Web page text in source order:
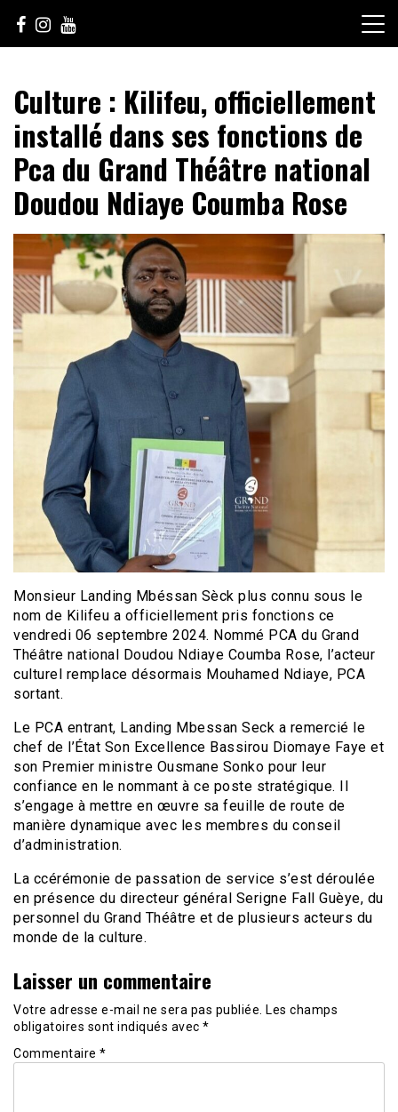
content
sunuculture
Culture : Kilifeu, officiellement
installé dans ses fonctions de
Pca du Grand Théâtre national
Doudou Ndiaye Coumba Rose
Monsieur Landing Mbéssan Sèck plus connu sous le
nom de Kilifeu a officiellement pris fonctions ce
vendredi 06 septembre 2024. Nommé PCA du Grand
Théâtre national Doudou Ndiaye Coumba Rose, l’acteur
culturel remplace désormais Mouhamed Ndiaye, PCA
sortant.
Le PCA entrant, Landing Mbessan Seck a remercié le
chef de l’État Son Excellence Bassirou Diomaye Faye et
son Premier ministre Ousmane Sonko pour leur
confiance en le nommant à ce poste stratégique. Il
s’engage à mettre en œuvre sa feuille de route de
manière dynamique avec les membres du conseil
d’administration.
La ccérémonie de passation de service s’est déroulée
en présence du directeur général Serigne Fall Guèye, du
personnel du Grand Théâtre et de plusieurs acteurs du
monde de la culture.
Laisser un commentaire
Votre adresse e-mail ne sera pas publiée.
Les champs
obligatoires sont indiqués avec *
Commentaire *